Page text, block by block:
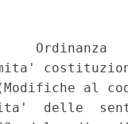
Ordinanza
al
delle